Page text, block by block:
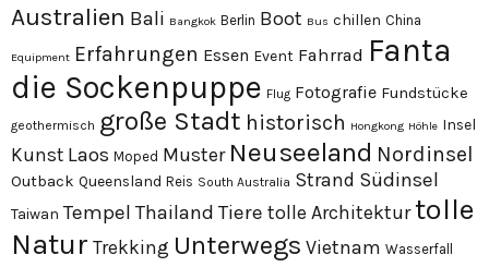
Australien Bali Bangkok Berlin Boot Bus chillen China
Equipment Erfahrungen Essen Event Fahrrad Fanta
die Sockenpuppe Flug Fotografie Fundstücke
geothermisch große Stadt historisch Hongkong Höhle Insel
Kunst Laos Moped Muster Neuseeland Nordinsel
Outback Queensland Reis South Australia Strand Südinsel
Taiwan Tempel Thailand Tiere tolle Architektur tolle
Natur Trekking Unterwegs Vietnam Wasserfall